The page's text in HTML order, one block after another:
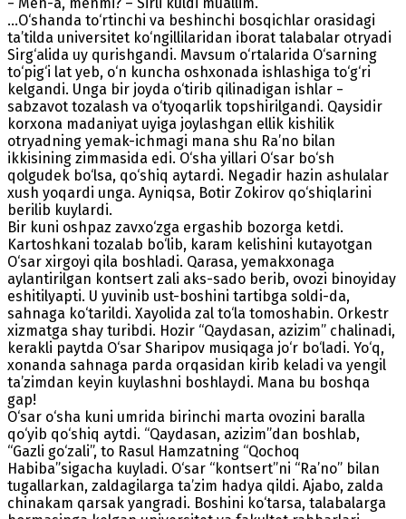
...O‘shanda to‘rtinchi va beshinchi bosqichlar orasidagi
ta’tilda universitet ko‘ngillilaridan iborat talabalar otryadi
Sirg‘alida uy qurishgandi. Mavsum o‘rtalarida O‘sarning
to‘pig‘i lat yeb, o‘n kuncha oshxonada ishlashiga to‘g‘ri
kelgandi. Unga bir joyda o‘tirib qilinadigan ishlar −
sabzavot tozalash va o‘tyoqarlik topshirilgandi. Qaysidir
korxona madaniyat uyiga joylashgan ellik kishilik
otryadning yemak-ichmagi mana shu Ra’no bilan
ikkisining zimmasida edi. O‘sha yillari O‘sar bo‘sh
qolgudek bo‘lsa, qo‘shiq aytardi. Negadir hazin ashulalar
xush yoqardi unga. Ayniqsa, Botir Zokirov qo‘shiqlarini
berilib kuylardi.
Bir kuni oshpaz zavxo‘zga ergashib bozorga ketdi.
Kartoshkani tozalab bo‘lib, karam kelishini kutayotgan
O‘sar xirgoyi qila boshladi. Qarasa, yemakxonaga
aylantirilgan kontsert zali aks-sado berib, ovozi binoyiday
eshitilyapti. U yuvinib ust-boshini tartibga soldi-da,
sahnaga ko‘tarildi. Xayolida zal to‘la tomoshabin. Orkestr
xizmatga shay turibdi. Hozir “Qaydasan, azizim” chalinadi,
kerakli paytda O‘sar Sharipov musiqaga jo‘r bo‘ladi. Yo‘q,
xonanda sahnaga parda orqasidan kirib keladi va yengil
ta’zimdan keyin kuylashni boshlaydi. Mana bu boshqa
gap!
O‘sar o‘sha kuni umrida birinchi marta ovozini baralla
qo‘yib qo‘shiq aytdi. “Qaydasan, azizim”dan boshlab,
“Gazli go‘zali”, to Rasul Hamzatning “Qochoq
Habiba”sigacha kuyladi. O‘sar “kontsert”ni “Ra’no” bilan
tugallarkan, zaldagilarga ta’zim hadya qildi. Ajabo, zalda
chinakam qarsak yangradi. Boshini ko‘tarsa, talabalarga